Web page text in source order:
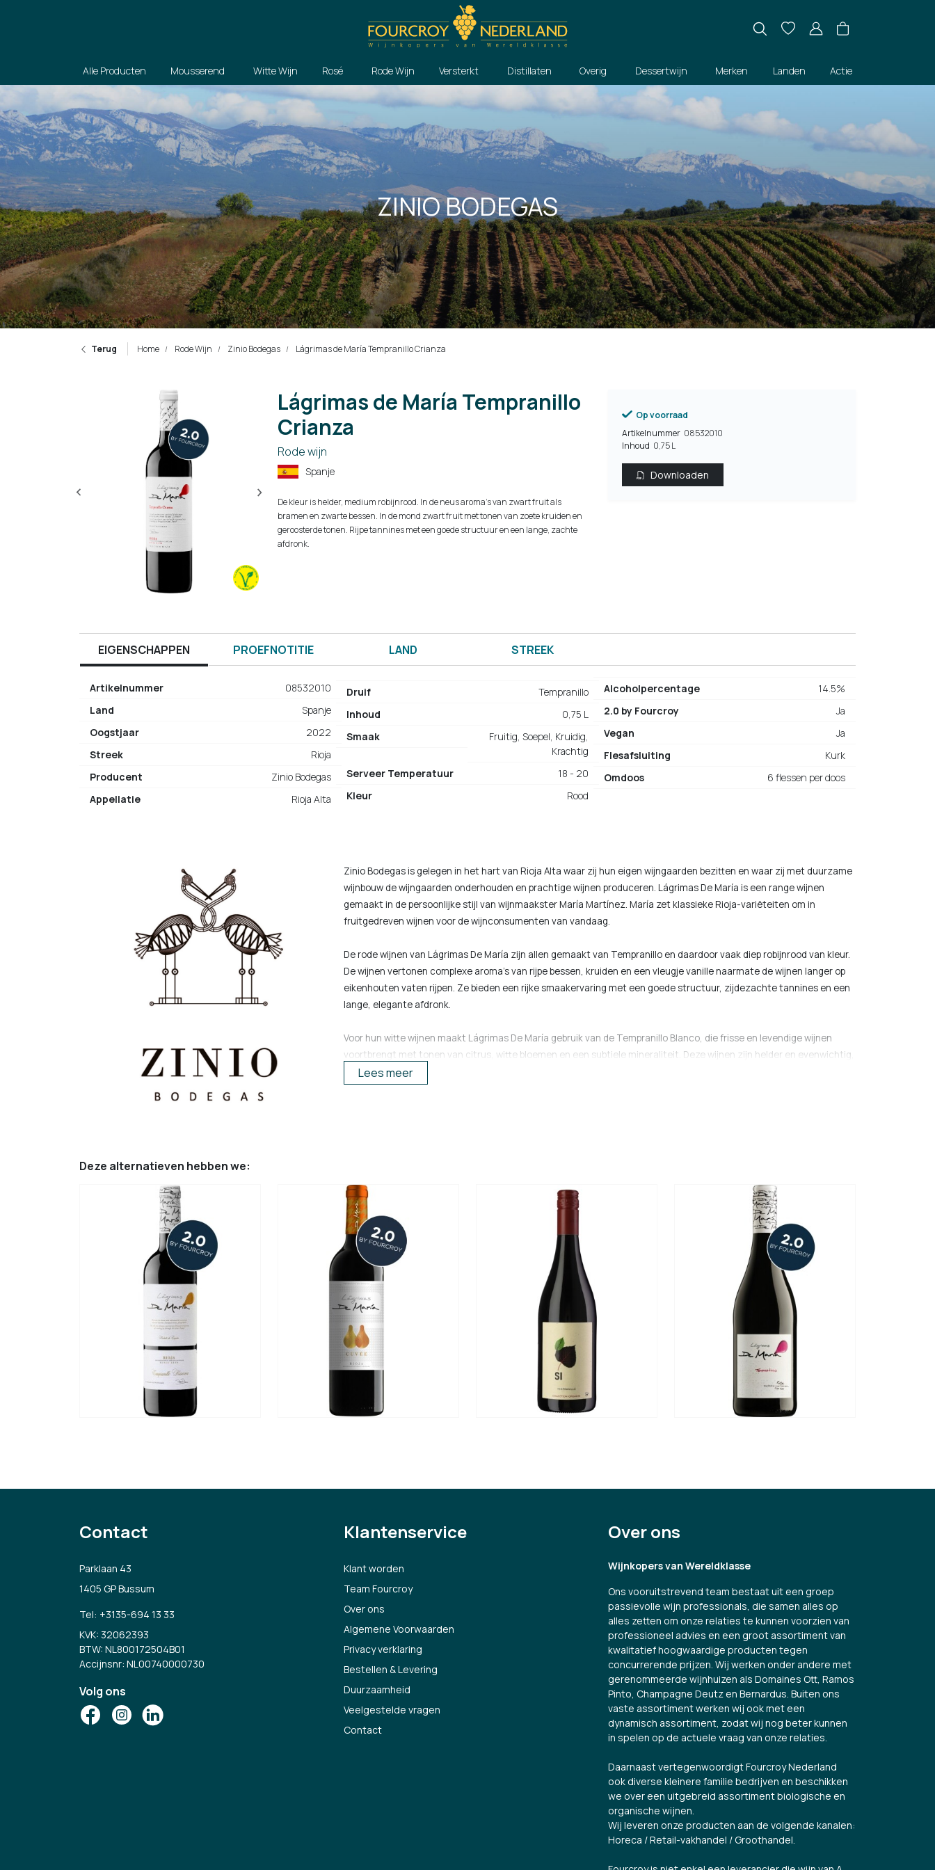
Alle Producten Mousserend Witte Wijn Rosé Rode Wijn Versterkt Distillaten Overig Dessertwijn Merken Landen Actie
ZINIO BODEGAS
Terug Home Rode Wijn Zinio Bodegas Lágrimas de María Tempranillo Crianza
Lágrimas de María Tempranillo
Crianza
Rode wijn
Spanje
De kleur is helder, medium robijnrood. In de neus aroma’s van zwart fruit als
bramen en zwarte bessen. In de mond zwart fruit met tonen van zoete kruiden en
geroosterde tonen. Rijpe tannines met een goede structuur en een lange, zachte
afdronk.
Op voorraad
Artikelnummer 08532010
Inhoud 0,75 L
Downloaden
EIGENSCHAPPEN PROEFNOTITIE LAND STREEK
Artikelnummer
08532010
Land
Spanje
Oogstjaar
2022
Streek
Rioja
Producent
Zinio Bodegas
Appellatie
Rioja Alta
Druif
Tempranillo
Inhoud
0,75 L
Smaak
Fruitig, Soepel, Kruidig,
Krachtig
Serveer Temperatuur
18 - 20
Kleur
Rood
Alcoholpercentage
14.5%
2.0 by Fourcroy
Ja
Vegan
Ja
Flesafsluiting
Kurk
Omdoos
6 flessen per doos
Zinio Bodegas is gelegen in het hart van Rioja Alta waar zij hun eigen wijngaarden bezitten en waar zij met duurzame
wijnbouw de wijngaarden onderhouden en prachtige wijnen produceren. Lágrimas De María is een range wijnen
gemaakt in de persoonlijke stijl van wijnmaakster María Martínez. María zet klassieke Rioja-variëteiten om in
fruitgedreven wijnen voor de wijnconsumenten van vandaag.
De rode wijnen van Lágrimas De María zijn allen gemaakt van Tempranillo en daardoor vaak diep robijnrood van kleur.
De wijnen vertonen complexe aroma's van rijpe bessen, kruiden en een vleugje vanille naarmate de wijnen langer op
eikenhouten vaten rijpen. Ze bieden een rijke smaakervaring met een goede structuur, zijdezachte tannines en een
lange, elegante afdronk.
Voor hun witte wijnen maakt Lágrimas De María gebruik van de Tempranillo Blanco, die frisse en levendige wijnen
voortbrengt met tonen van citrus, witte bloemen en een subtiele mineraliteit. Deze wijnen zijn helder en evenwichtig,
met een verfrissende zuurgraad en een zachte, elegante textuur. Lágrimas De María produceert daarnaast een op
hout gefermenteerde witte tempranillo met een voller smaakprofiel, rijpere fruittonen en een hint van eikenhout.
Lees meer
Deze alternatieven hebben we:
Contact
Parklaan 43
1405 GP Bussum
Tel: +3135-694 13 33
KVK: 32062393
BTW: NL800172504B01
Accijnsnr: NL00740000730
Volg ons
Klantenservice
Klant worden
Team Fourcroy
Over ons
Algemene Voorwaarden
Privacy verklaring
Bestellen & Levering
Duurzaamheid
Veelgestelde vragen
Contact
Over ons
Wijnkopers van Wereldklasse
Ons vooruitstrevend team bestaat uit een groep
passievolle wijn professionals, die samen alles op
alles zetten om onze relaties te kunnen voorzien van
professioneel advies en een groot assortiment van
kwalitatief hoogwaardige producten tegen
concurrerende prijzen. Wij werken onder andere met
gerenommeerde wijnhuizen als Domaines Ott, Ramos
Pinto, Champagne Deutz en Bernardus. Buiten ons
vaste assortiment werken wij ook met een
dynamisch assortiment, zodat wij nog beter kunnen
in spelen op de actuele vraag van onze relaties.
Daarnaast vertegenwoordigt Fourcroy Nederland
ook diverse kleinere familie bedrijven en beschikken
we over een uitgebreid assortiment biologische en
organische wijnen.
Wij leveren onze producten aan de volgende kanalen:
Horeca / Retail-vakhandel / Groothandel.